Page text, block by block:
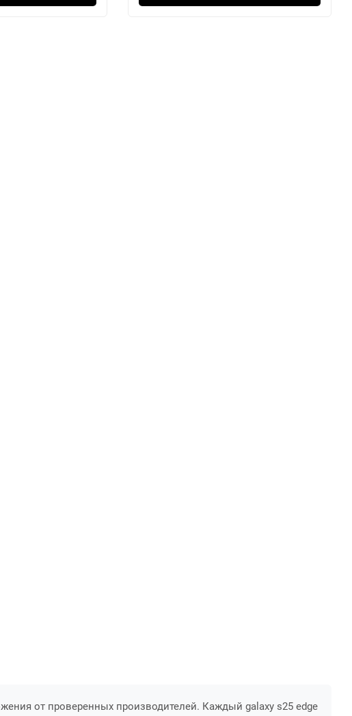
от проверенных производителей. Каждый galaxy s25 edge